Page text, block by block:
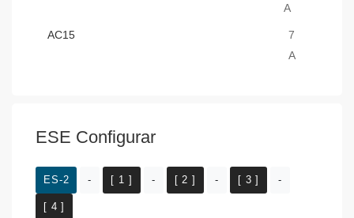
A
AC15
7
A
ESE Configurar
ES-2 - [ 1 ] - [ 2 ] - [ 3 ] -
[ 4 ]